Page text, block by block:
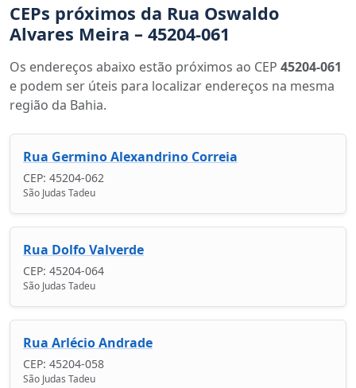
CEPs próximos da Rua Oswaldo
Alvares Meira – 45204-061
Os endereços abaixo estão próximos ao CEP 45204-061
e podem ser úteis para localizar endereços na mesma
região da Bahia.
Rua Germino Alexandrino Correia
CEP: 45204-062
São Judas Tadeu
Rua Dolfo Valverde
CEP: 45204-064
São Judas Tadeu
Rua Arlécio Andrade
CEP: 45204-058
São Judas Tadeu